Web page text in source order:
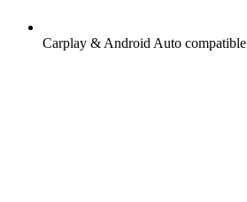
Carplay & Android Auto compatible